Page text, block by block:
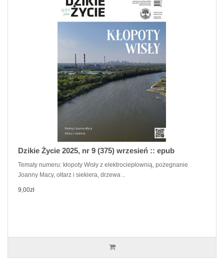
Dzikie Życie 2025, nr 9 (375) wrzesień :: epub
Tematy numeru: kłopoty Wisły z elektrociepłownią, pożegnanie
Joanny Macy, ołtarz i siekiera, drzewa ..
9,00zł